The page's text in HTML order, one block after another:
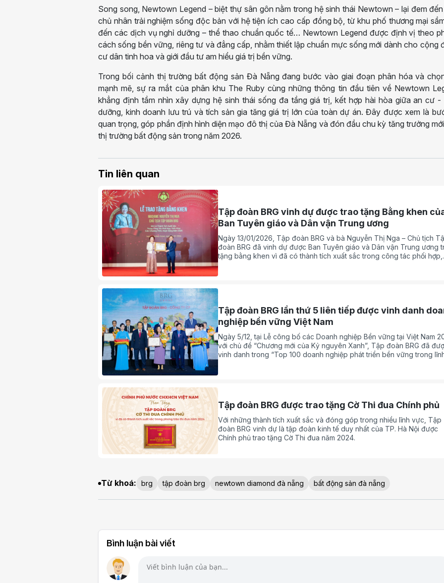
Song song, Newtown Legend – biệt thự sân gôn nằm trong hệ sinh thái Newtown – lại đem
chủ nhân trải nghiệm sống độc bản với hệ tiện ích cao cấp đồng bộ, từ khu phố thương mại
đến các dịch vụ nghỉ dưỡng – thể thao chuẩn quốc tế… Newtown Legend được định vị theo
cách sống bền vững, riêng tư và đẳng cấp, nhằm thiết lập chuẩn mực sống mới dành cho cộng
cư dân tinh hoa và giới đầu tư am hiểu giá trị bền vững.
Trong bối cảnh thị trường bất động sản Đà Nẵng đang bước vào giai đoạn phân hóa và
mạnh mẽ, sự ra mắt của phân khu The Ruby cùng những thông tin đầu tiên về Newtown
khẳng định tầm nhìn xây dựng hệ sinh thái sống đa tầng giá trị, kết hợp hài hòa giữa an cư -
dưỡng, kinh doanh lưu trú và tích sản gia tăng giá trị lớn của toàn dự án. Đây được xem là
quan trọng, góp phần định hình diện mạo đô thị của Đà Nẵng và đón đầu chu kỳ tăng trưởng
thị trường bất động sản trong năm 2026.
Tin liên quan
Tập đoàn BRG vinh dự được trao tặng Bằng khen
Ban Tuyên giáo và Dân vận Trung ương
Ngày 13/01/2026, Tập đoàn BRG và bà Nguyễn Thị Nga – Chủ tịch
đoàn BRG đã vinh dự được Ban Tuyên giáo và Dân vận Trung ương
tặng bằng khen vì đã có thành tích xuất sắc trong công tác phối hợp,
Tập đoàn BRG lần thứ 5 liên tiếp được vinh danh
nghiệp bền vững Việt Nam
Ngày 5/12, tại Lễ công bố các Doanh nghiệp Bền vững tại Việt Nam
với chủ đề “Chương mới của Kỷ nguyên Xanh”, Tập đoàn BRG đã
vinh danh trong “Top 100 doanh nghiệp phát triển bền vững trong
Tập đoàn BRG được trao tặng Cờ Thi đua Chính phủ
Với những thành tích xuất sắc và đóng góp trong nhiều lĩnh vực, Tập
đoàn BRG vinh dự là tập đoàn kinh tế duy nhất của TP. Hà Nội được
Chính phủ trao tặng Cờ Thi đua năm 2024.
Từ khoá: brg tập đoàn brg newtown diamond đà nẵng bất động sản đà nẵng
Bình luận bài viết